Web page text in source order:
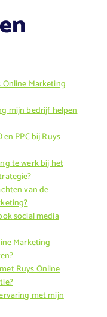
Marketing
mijn bedrijf helpen
PPC bij Ruys
te werk bij het
van de
social media
Marketing
Ruys Online
met mijn